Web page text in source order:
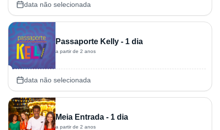
data não selecionada
Passaporte Kelly - 1 dia
a partir de 2 anos
data não selecionada
Meia Entrada - 1 dia
a partir de 2 anos